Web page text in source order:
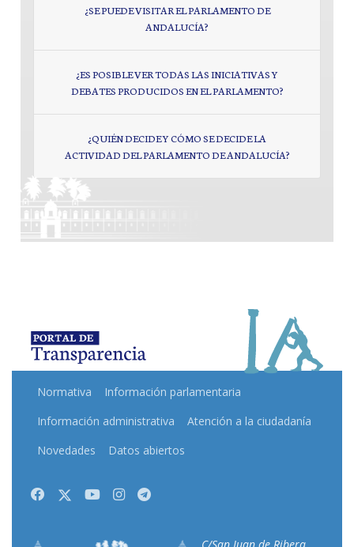
¿SE PUEDE VISITAR EL PARLAMENTO DE
ANDALUCÍA?
¿ES POSIBLE VER TODAS LAS INICIATIVAS Y
DEBATES PRODUCIDOS EN EL PARLAMENTO?
¿QUIÉN DECIDE Y CÓMO SE DECIDE LA
ACTIVIDAD DEL PARLAMENTO DE ANDALUCÍA?
Normativa
Información parlamentaria
Información administrativa
Atención a la ciudadanía
Novedades
Datos abiertos
FacebookTwitterYoutubeInstagram
Telegram